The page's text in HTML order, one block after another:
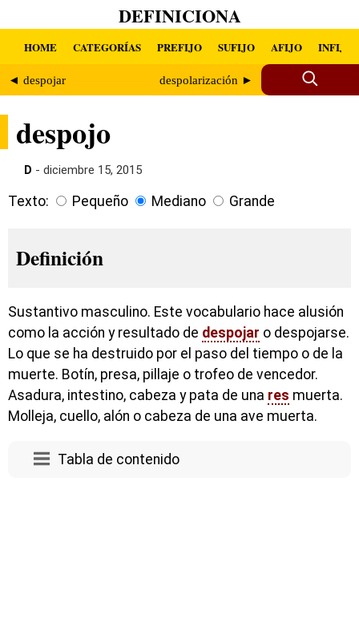
DEFINICIONA
HOME CATEGORÍAS PREFIJO SUFIJO AFIJO INFIJO
◄ despojar despolarización ►
despojo
D - diciembre 15, 2015
Texto: Pequeño Mediano Grande
Definición
Sustantivo masculino. Este vocabulario hace alusión
como la acción y resultado de despojar o despojarse.
Lo que se ha destruido por el paso del tiempo o de la
muerte. Botín, presa, pillaje o trofeo de vencedor.
Asadura, intestino, cabeza y pata de una res muerta.
Molleja, cuello, alón o cabeza de una ave muerta.
Tabla de contenido